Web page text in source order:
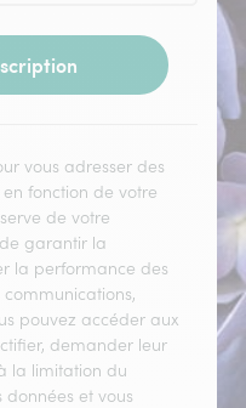
vous adresser des
fonction de votre
de votre
garantir la
la performance des
pouvez accéder aux
demander leur
la limitation du
et vous